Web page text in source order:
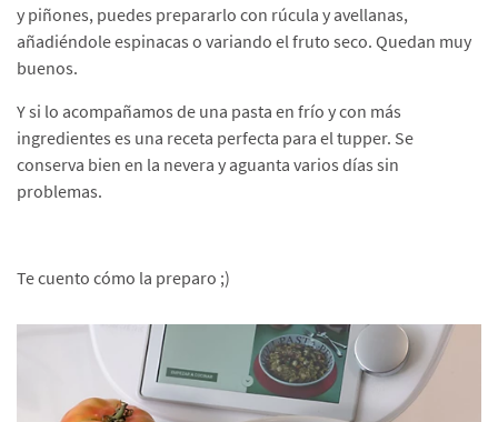
y piñones, puedes prepararlo con rúcula y avellanas,
añadiéndole espinacas o variando el fruto seco. Quedan muy
buenos.
Y si lo acompañamos de una pasta en frío y con más
ingredientes es una receta perfecta para el tupper. Se
conserva bien en la nevera y aguanta varios días sin
problemas.
Te cuento cómo la preparo ;)